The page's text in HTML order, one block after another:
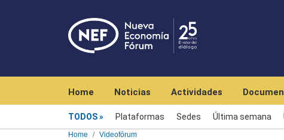
Home Noticias Actividades
TODOS Plataformas Sedes Última semana
Home Videofórum